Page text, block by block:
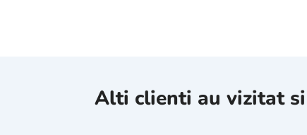
Alti clienti au vizitat si